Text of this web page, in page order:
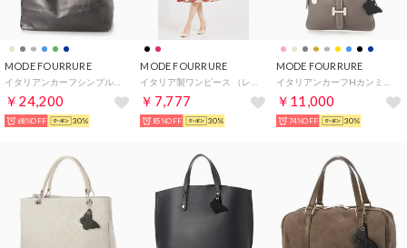
MODE FOURRURE
￥24,200
68%OFF 30%
MODE FOURRURE
￥7,777
85%OFF 30%
MODE FOURRURE
￥11,000
74%OFF 30%